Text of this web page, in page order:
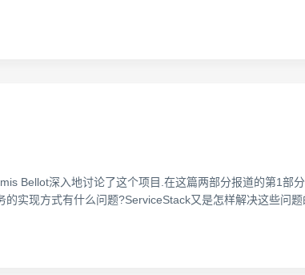
Bellot深入地讨论了这个项目.在这篇两部分报道的第1部
实现方式有什么问题?ServiceStack又是怎样解决这些问